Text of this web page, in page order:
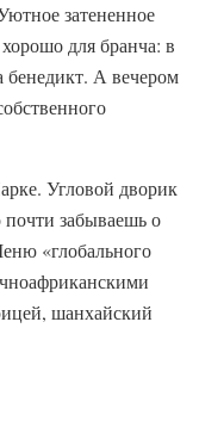
затененное
для бранча: в
А вечером
Угловой дворик
почти забываешь о
«глобального
шанхайский